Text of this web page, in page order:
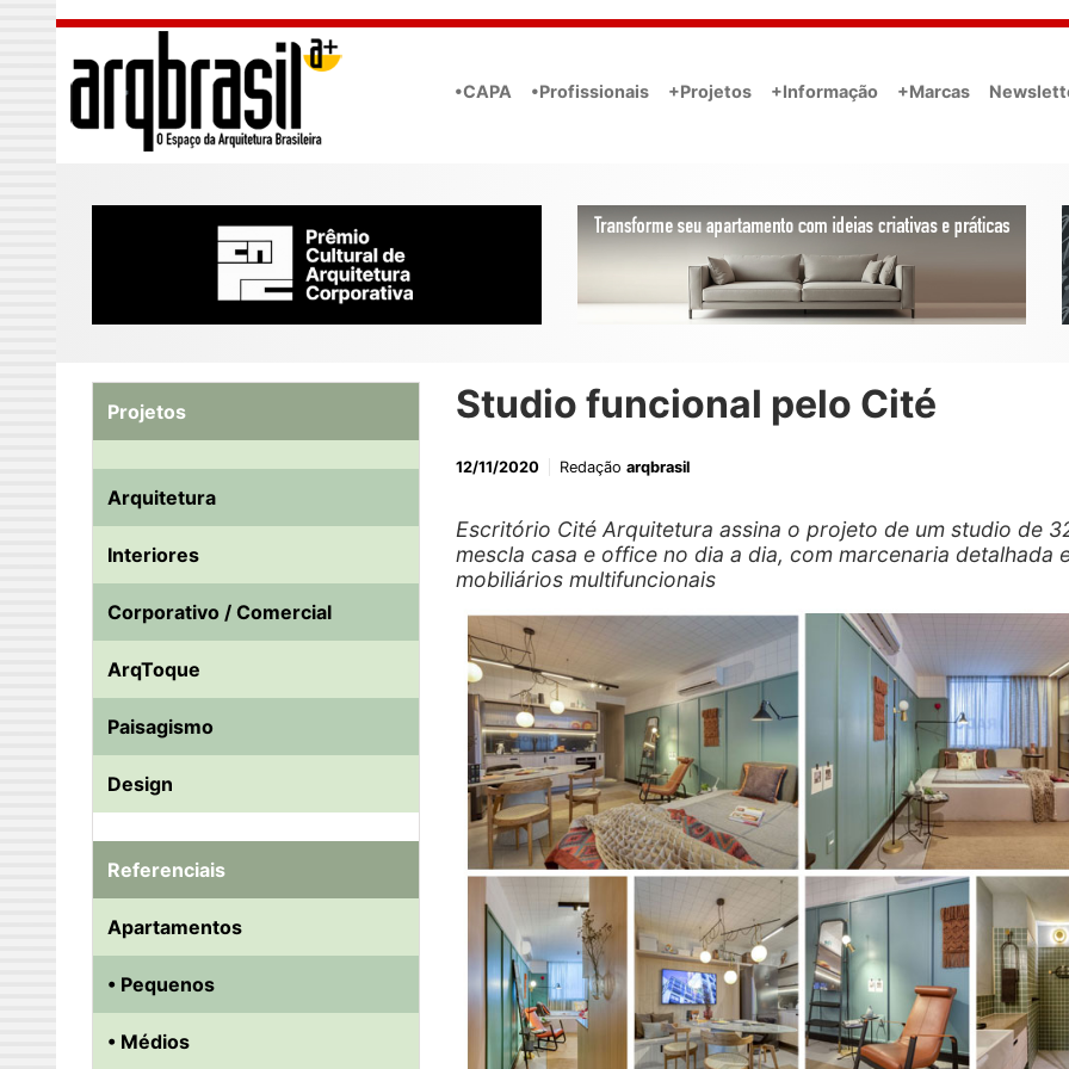
Skip to main content
•CAPA •Profissionais +Projetos +Informação +Marcas
Studio funcional pelo Cité
12/11/2020 Redação arqbrasil
Escritório Cité Arquitetura assina o projeto de um studio de
mescla casa e office no dia a dia, com marcenaria detalhada
mobiliários multifuncionais
Projetos
Arquitetura
Interiores
Corporativo / Comercial
ArqToque
Paisagismo
Design
Referenciais
Apartamentos
• Pequenos
• Médios